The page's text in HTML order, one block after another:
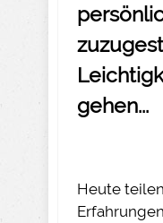
gehen...
Heute